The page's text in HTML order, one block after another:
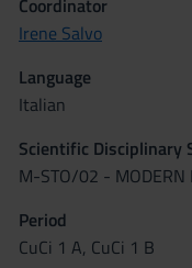
Coordinator
Irene Salvo
Language
Italian
Scientific Disciplinary
M-STO/02 - MODERN
Period
CuCi 1 A, CuCi 1 B